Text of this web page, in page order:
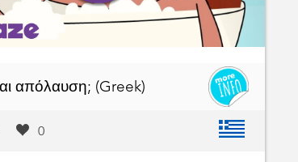
απόλαυση; (Greek)
0